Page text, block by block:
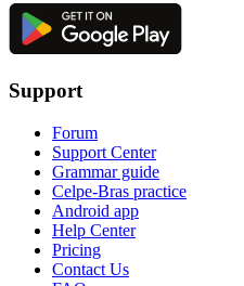
Support
Forum
Support Center
Grammar guide
Celpe-Bras practice
Android app
Help Center
Pricing
Contact Us